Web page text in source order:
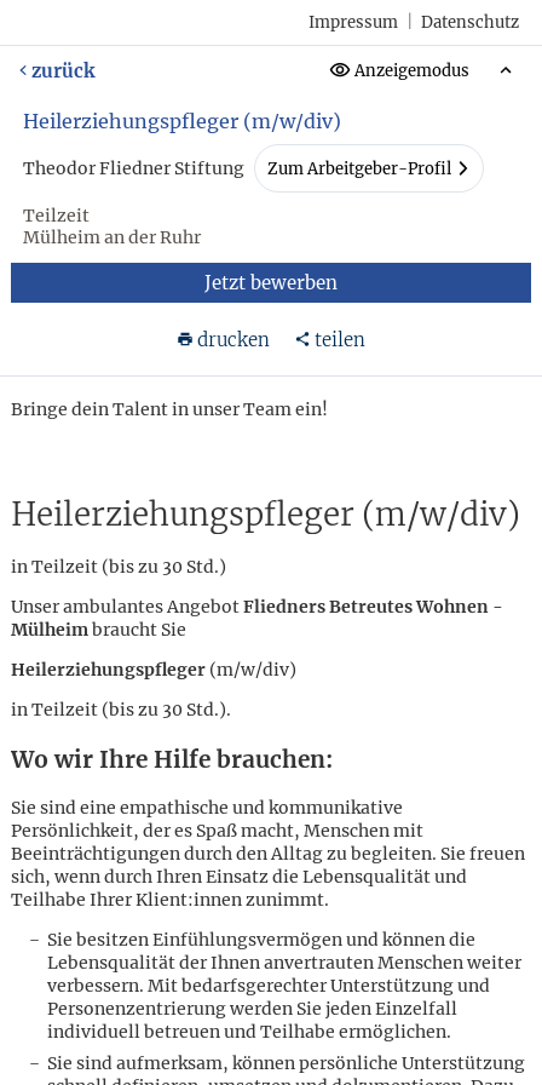
Impressum Datenschutz
zurück Anzeigemodus
Heilerziehungspfleger (m/w/div)
Theodor Fliedner Stiftung Zum Arbeitgeber-Profil
Teilzeit
Mülheim an der Ruhr
Jetzt bewerben
drucken teilen
Bringe dein Talent in unser Team ein!
Heilerziehungspfleger (m/w/div)
in Teilzeit (bis zu 30 Std.)
Unser ambulantes AngebotFliedners Betreutes Wohnen -
Mülheimbraucht Sie
Heilerziehungspfleger(m/w/div)
in Teilzeit (bis zu 30 Std.).
Wo wir Ihre Hilfe brauchen:
Sie sind eine empathische und kommunikative
Persönlichkeit, der es Spaß macht, Menschen mit
Beeinträchtigungen durch den Alltag zu begleiten. Sie freuen
sich, wenn durch Ihren Einsatz die Lebensqualität und
Teilhabe Ihrer Klient:innen zunimmt.
Sie besitzen Einfühlungsvermögen und können die
Lebensqualität der Ihnen anvertrauten Menschen weiter
verbessern. Mit bedarfsgerechter Unterstützung und
Personenzentrierung werden Sie jeden Einzelfall
individuell betreuen und Teilhabe ermöglichen.
Sie sind aufmerksam, können persönliche Unterstützung
Karte anzeigen